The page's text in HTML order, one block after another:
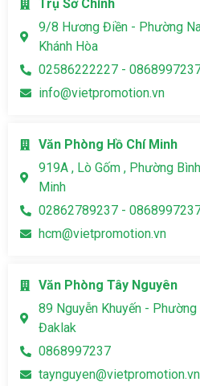
Trụ Sở Chính
9/8 Hương Điền - Phường
Khánh Hòa
02586222227 -
info@vietpromotion.vn
Văn Phòng Hồ Chí Minh
919A , Lò Gốm , Phường
Minh
02862789237 -
hcm@vietpromotion.vn
Văn Phòng Tây Nguyên
89 Nguyễn Khuyến -
Đaklak
0868997237
taynguyen@vietpromotion.vn